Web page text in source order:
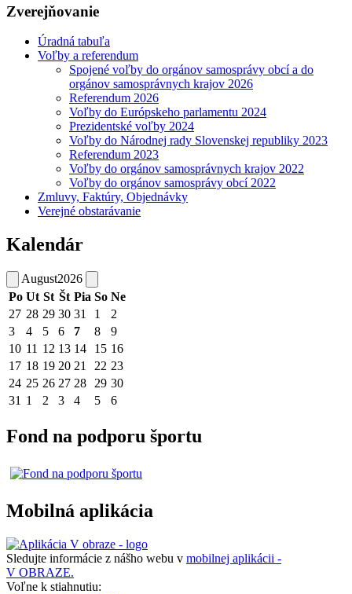
Zverejňovanie
Úradná tabuľa
Voľby a referendum
Spojené voľby do orgánov samosprávy obcí a do
orgánov samosprávnych krajov 2026
Referendum 2026
Voľby do Európskeho parlamentu 2024
Prezidentské voľby 2024
Voľby do Národnej rady Slovenskej republiky 2023
Referendum 2023
Voľby do orgánov samosprávnych krajov 2022
Voľby do orgánov samosprávy obcí 2022
Zmluvy, Faktúry, Objednávky
Verejné obstarávanie
Kalendár
August2026
Po Ut St Št Pia So Ne
27 28 29 30 31 1
2
3
4 5 6 7 8
9
10 11 12 13 14 15 16
17 18 19 20 21 22 23
24 25 26 27 28 29 30
31 1 2 3 4 5 6
Fond na podporu športu
Mobilná aplikácia
Sledujte informácie z nášho webu v mobilnej aplikácii -
V OBRAZE.
Voľne k stiahnutiu: